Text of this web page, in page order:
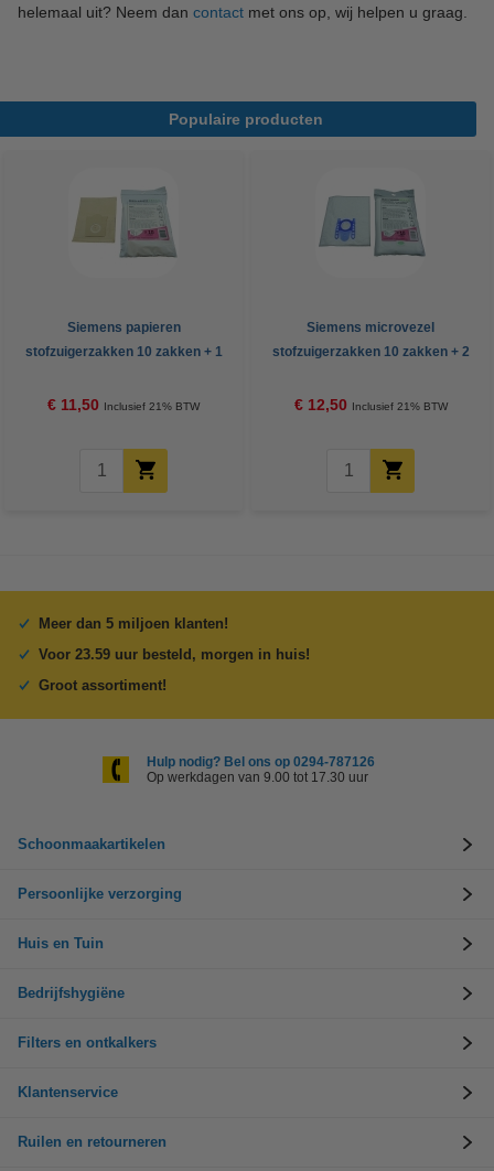
helemaal uit? Neem dan contact met ons op, wij helpen u graag.
Populaire producten
Siemens papieren
stofzuigerzakken 10 zakken + 1
€ 11,50 Inclusief 21% BTW
Siemens microvezel
stofzuigerzakken 10 zakken + 2
€ 12,50 Inclusief 21% BTW
Meer dan 5 miljoen klanten!
Voor 23.59 uur besteld, morgen in huis!
Groot assortiment!
Hulp nodig? Bel ons op 0294-787126
Op werkdagen van 9.00 tot 17.30 uur
Schoonmaakartikelen
Persoonlijke verzorging
Huis en Tuin
Bedrijfshygiëne
Filters en ontkalkers
Klantenservice
Ruilen en retourneren